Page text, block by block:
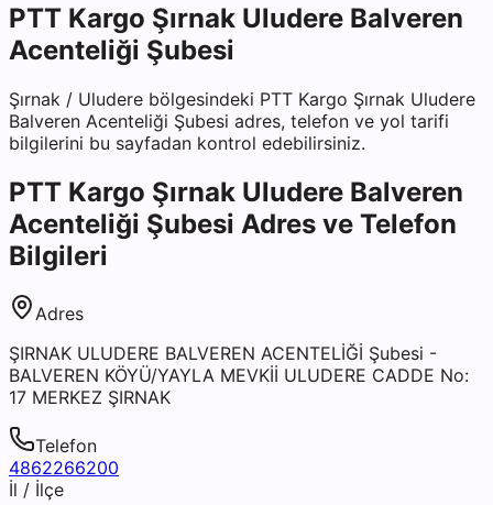
PTT Kargo Şırnak Uludere Balveren
Acenteliği Şubesi
Şırnak / Uludere bölgesindeki PTT Kargo Şırnak Uludere
Balveren Acenteliği Şubesi adres, telefon ve yol tarifi
bilgilerini bu sayfadan kontrol edebilirsiniz.
PTT Kargo Şırnak Uludere Balveren
Acenteliği Şubesi Adres ve Telefon
Bilgileri
Adres
ŞIRNAK ULUDERE BALVEREN ACENTELİĞİ Şubesi -
BALVEREN KÖYÜ/YAYLA MEVKİİ ULUDERE CADDE No:
17 MERKEZ ŞIRNAK
Telefon
4862266200
İl / İlçe